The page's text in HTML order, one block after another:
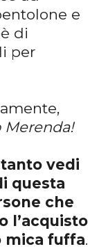
e
di
per
Merenda!
vedi
questa
che
l’acquisto
mica fuffa.